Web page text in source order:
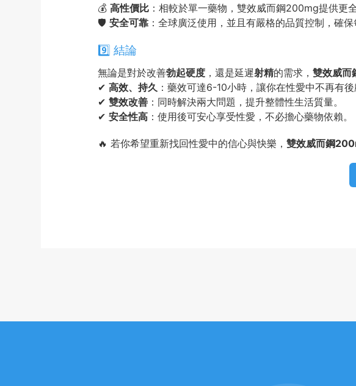
💰 高性價比 ：相較於單一藥物，雙效威而鋼200mg提供更
🛡️ 安全可靠 ：全球廣泛使用，並且有嚴格的品質控制，確保
9️⃣ 結論
無論是對於改善勃起硬度 ，還是延遲射精的需求， 雙效威
✔ 高效、持久 ：藥效可達6-10小時，讓你在性愛中不再有後
✔ 雙效改善 ：同時解決兩大問題，提升整體性生活質量。
✔ 安全性高 ：使用後可安心享受性愛，不必擔心藥物依賴。
🔥 若你希望重新找回性愛中的信心與快樂， 雙效威而鋼